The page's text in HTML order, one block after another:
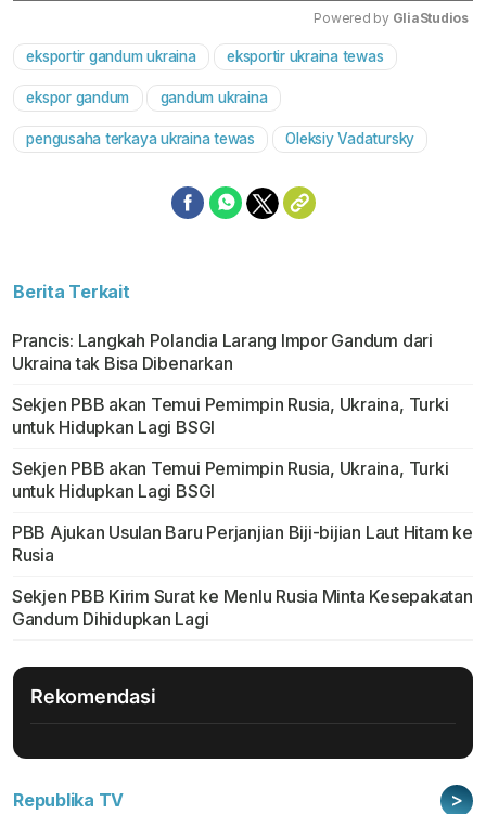
Mute
Powered by GliaStudios
eksportir gandum ukraina eksportir ukraina tewas
ekspor gandum gandum ukraina
pengusaha terkaya ukraina tewas Oleksiy Vadatursky
Berita Terkait
Prancis: Langkah Polandia Larang Impor Gandum dari
Ukraina tak Bisa Dibenarkan
Sekjen PBB akan Temui Pemimpin Rusia, Ukraina, Turki
untuk Hidupkan Lagi BSGI
Sekjen PBB akan Temui Pemimpin Rusia, Ukraina, Turki
untuk Hidupkan Lagi BSGI
PBB Ajukan Usulan Baru Perjanjian Biji-bijian Laut Hitam ke
Rusia
Sekjen PBB Kirim Surat ke Menlu Rusia Minta Kesepakatan
Gandum Dihidupkan Lagi
Rekomendasi
Republika TV >